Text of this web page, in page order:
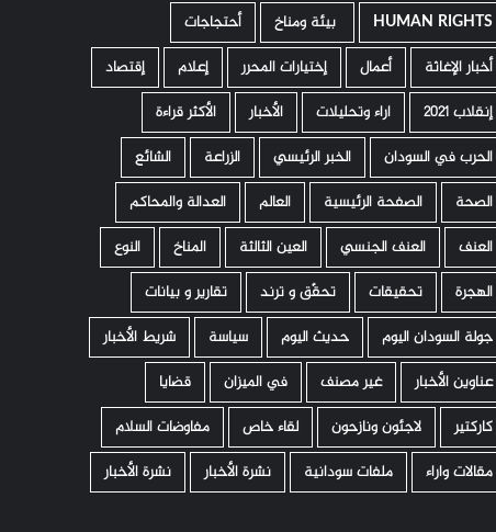
HUMAN RIGHTS ­ بيئة ومناخ
أحتجاجات
أخبار الإغاثة
أعمال إختيارات المحرر إعلام
إقتصاد
إنقلاب 2021
اراء وتحليلات الأخبار
الأكثر قراءة
الحرب في السودان
الخبر الرئيسي الزراعة
الشائع
الصحة
الصفحة الرئيسية العالم
العدالة والمحاكم
العنف
العنف الجنسي العين الثالثة المناخ
النوع
الهجرة
تحقيقات تحقّق و ترند
تقارير و بيانات
جولة السودان اليوم
حديث اليوم سياسة
شريط الأخبار
عناوين الأخبار
غير مصنف في الميزان
قضايا
كاركتير
لاجئون ونازحون لقاء خاص
مفاوضات السلام
مقالات واراء
ملفات سودانية نشرة الأخبار نشرة الأخبار